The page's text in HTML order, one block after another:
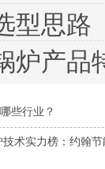
型思路
炉产品
些行业？
技术实力榜：约翰